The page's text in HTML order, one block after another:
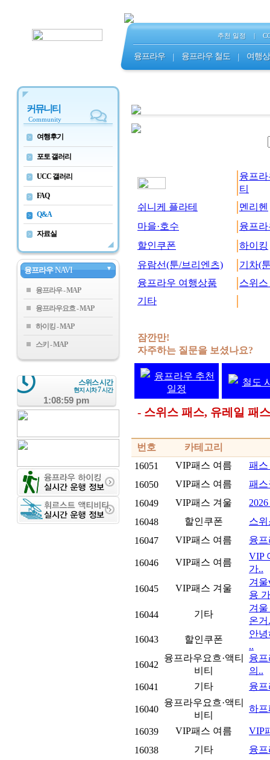
추천 일정 |
융프라우 | 융프라우 철도 | 여행
커뮤니티
Community
> 여행후기
> 포토 갤러리
> UCC 갤러리
> FAQ
> Q&A
> 자료실
융프라우 NAVI ▼
융프라우
융프라우요흐
하이킹
스키
스위스 시간
현지 시차7시간
1:08:59 pm
융프
티
쉬니케 플라테
멘리헨
마을·호수
융프
할인쿠폰
하이킹
유람선(툰/브리엔츠)
기차(
융프라우 여행상품
스위
기타
잠깐만!
자주하는 질문을 보셨나요?
융프라우 추천
일정
철도
- 스위스 패스, 유레일 패
번호
카테고리
16051
VIP패스 여름
패
16050
VIP패스 여름
패
16049
VIP패스 겨울
16048
할인쿠폰
스
16047
VIP패스 여름 융
16046 VIP패스 여름
VIP
가..
16045
VIP패스 겨울
겨
용
16044
기타
겨
온거
16043
할인쿠폰
안
..
16042
융프라우요흐·액티
비티
융
의..
16041
기타 융
16040
융프라우요흐·액티
비티
하프
16039 VIP패스 여름
VIP
16038
기타 융